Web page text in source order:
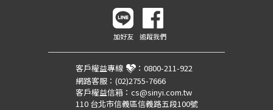
加好友 追蹤我們
客戶權益專線 ： 0800-211-922
網路客服： (02)2755-7666
客戶權益信箱： cs@sinyi.com.tw
110 台北市信義區信義路五段100號